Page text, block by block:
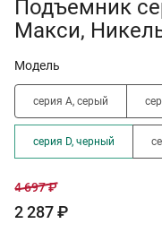
Подъемник
Макси,
Модель
серия A, серый
серия D, черный
4 697 ₽
2 287 ₽